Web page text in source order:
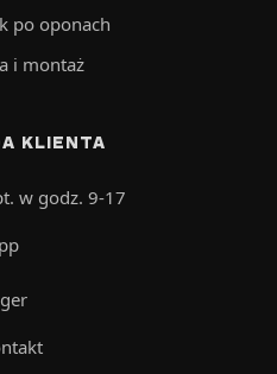
po oponach
i montaż
KLIENTA
w godz. 9-17